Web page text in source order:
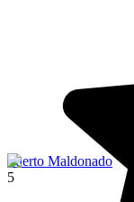
Puerto Maldonado
5